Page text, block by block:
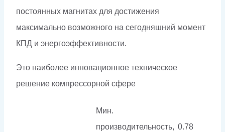
постоянных магнитах для достижения
максимально возможного на сегодняшний момент
КПД и энергоэффективности.
Это наиболее инновационное техническое
решение компрессорной сфере
Мин.
производительность, 0.78